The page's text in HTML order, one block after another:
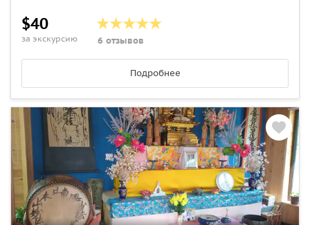
$40
за экскурсию 6 отзывов
Подробнее